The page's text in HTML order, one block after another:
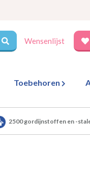
Wensenlijst
Toebehoren
2500 gordijnstoffen en -